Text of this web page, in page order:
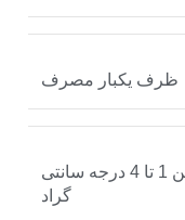
ظرف یکبار مصرف
دمای یخچال بین 1 تا 4 درجه سانتی
گراد